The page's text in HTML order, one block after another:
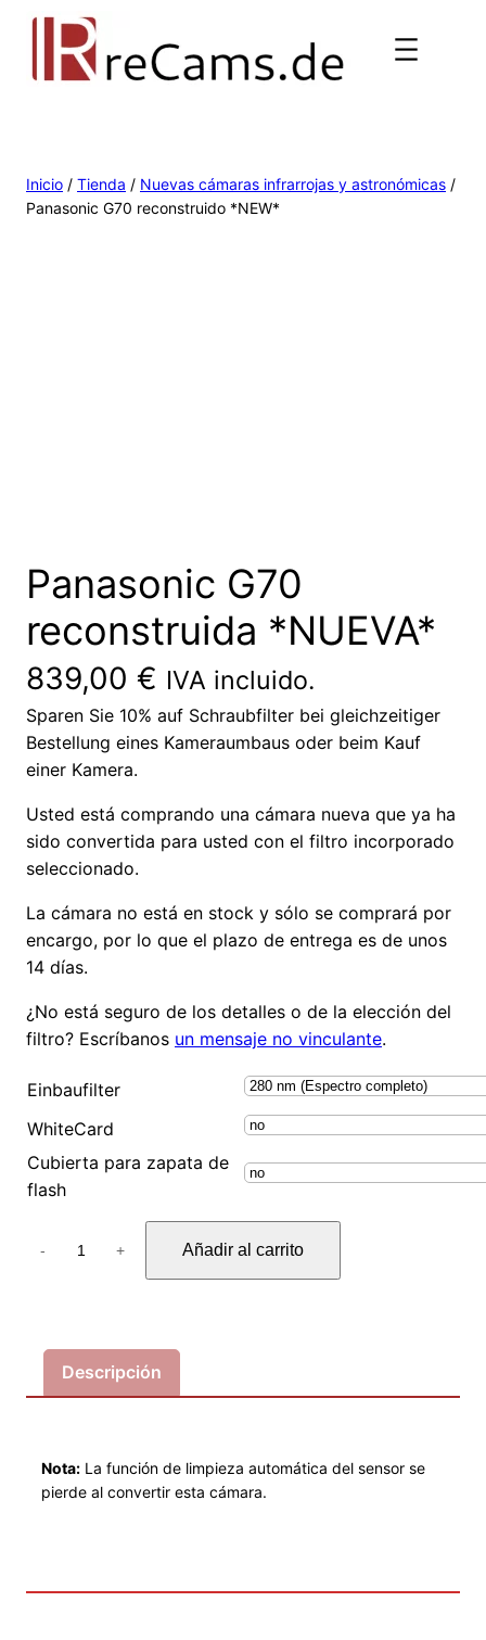
Inicio / Tienda / Nuevas cámaras infrarrojas y astronómicas /
Panasonic G70 reconstruido *NEW*
Panasonic G70
reconstruida *NUEVA*
839,00 € IVA incluido.
Sparen Sie 10% auf Schraubfilter bei gleichzeitiger
Bestellung eines Kameraumbaus oder beim Kauf
einer Kamera.
Usted está comprando una cámara nueva que ya ha
sido convertida para usted con el filtro incorporado
seleccionado.
La cámara no está en stock y sólo se comprará por
encargo, por lo que el plazo de entrega es de unos
14 días.
¿No está seguro de los detalles o de la elección del
filtro? Escríbanos un mensaje no vinculante.
Einbaufilter
WhiteCard
Cubierta para zapata de
flash
n
- + Añadir al carrito
Descripción
Nota: La función de limpieza automática del sensor se
pierde al convertir esta cámara.